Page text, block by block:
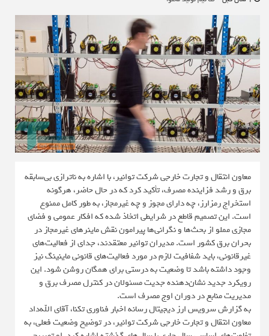
معاون انتقال و تجارت خارجی شرکت توانیر، با اشاره به ناترازی بی‌سابقه
برق و رشد فزاینده مصرف، تأکید کرد که در حال حاضر، هرگونه
استخراج رمزارز، چه دارای مجوز و چه غیرمجاز، به طور کامل ممنوع
است. این تصمیم قاطع در شرایطی اتخاذ شده که افکار عمومی و فضای
مجازی مملو از بحث‌ها و نگرانی‌ها پیرامون نقش ماینرهای غیرمجاز در
بحران برق کشور است. مدیران توانیر معتقدند، جدای از فعالیت‌های
غیرقانونی، باید شفافیت لازم در مورد فعالیت‌های قانونی ماینینگ نیز
وجود داشته باشد تا وضعیت به درستی برای همگان روشن شود. این
رویکرد جدید نشان‌دهنده جدیت مسئولان در کنترل مصرف برق و
مدیریت منابع در دوران اوج مصرف است.
به گزارش سرویس ارز دیجیتال رسانه اخبار فناوری تکنا، آقای الله‌داد
معاون انتقال و تجارت خارجی شرکت توانیر، در توضیح وضعیت فعلی، به